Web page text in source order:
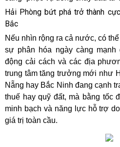
Hải Phòng bứt phá trở thành
Bắc
Nếu nhìn rộng ra cả nước, có
sự phân hóa ngày càng
động cải cách và các địa
trung tâm tăng trưởng mới như
Nẵng hay Bắc Ninh đang cạnh
thuế hay quỹ đất, mà bằng tốc
minh bạch và năng lực hỗ trợ
giá trị toàn cầu.